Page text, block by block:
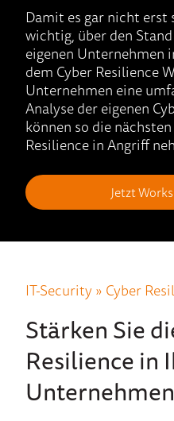
Damit es gar nicht
wichtig, über den
eigenen Unternehmen
dem Cyber Resilience
Unternehmen eine
Analyse der eigenen
können so die
Resilience in Angriff
Jetzt
IT-Security » Cyber
Stärken Sie
Resilience in
Unternehmen